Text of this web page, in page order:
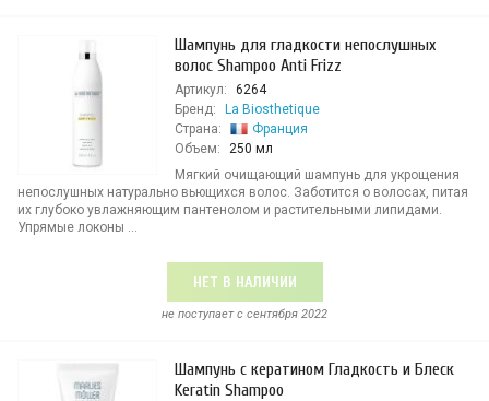
Шампунь для гладкости непослушных
волос Shampoo Anti Frizz
Артикул:
6264
Бренд:
La Biosthetique
Страна:
Франция
Объем:
250 мл
Мягкий очищающий шампунь для укрощения
непослушных натурально вьющихся волос. Заботится о волосах, питая
их глубоко увлажняющим пантенолом и растительными липидами.
Упрямые локоны ...
НЕТ В НАЛИЧИИ
не поступает c сентября 2022
Шампунь с кератином Гладкость и Блеск
Keratin Shampoo